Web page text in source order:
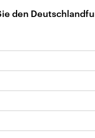
den
auf dlf.de
App